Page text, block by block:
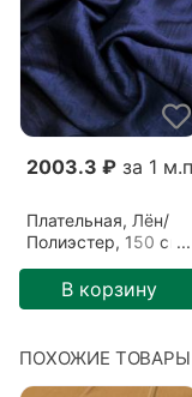
Базовый цвет
Тип ткани
Вид ткани
Сезонность
Ширина
Детальный состав
2003.3 ₽ за 1
Плательная, Лён/
Полиэстер, 150 см,
синий (1612203)
В корзину
ПОХОЖИЕ ТОВАРЫ